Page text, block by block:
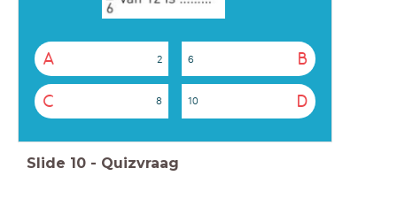
A 2 B
6
C 8 D
10
Slide 10 - Quizvraag